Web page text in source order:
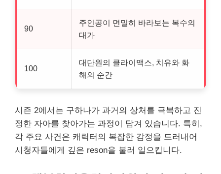
90
주인공이 면밀히 바라보는 복수의
대가
100
대단원의 클라이맥스, 치유와 화
해의 순간
시즌 2에서는 구하나가 과거의 상처를 극복하고 진
정한 자아를 찾아가는 과정이 담겨 있습니다. 특히,
각 주요 사건은 캐릭터의 복잡한 감정을 드러내어
시청자들에게 깊은 reson을 불러 일으킵니다.